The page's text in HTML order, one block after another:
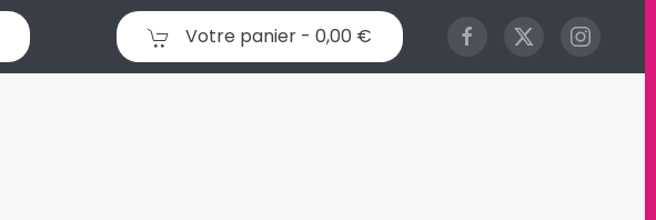
Votre panier - 0,00 €